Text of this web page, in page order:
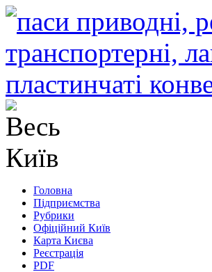
Головна
Підприємства
Рубрики
Офіційний Київ
Карта Києва
Реєстрація
PDF